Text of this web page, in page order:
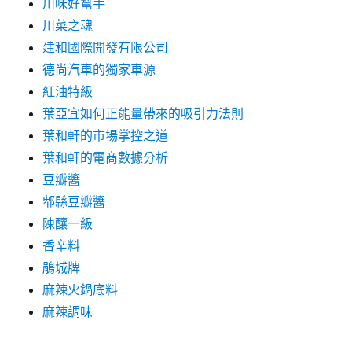
川味好幫手
川菜之魂
建和國際開發有限公司
德尚汽車的獨家車源
紅油特級
葉亞宜如何正能量帶來的吸引力法則
葉和軒的市場掌控之道
葉和軒的電商數據分析
豆瓣醬
郫縣豆瓣醬
陳釀一級
香辛料
鵑城牌
麻辣火鍋底料
麻辣調味